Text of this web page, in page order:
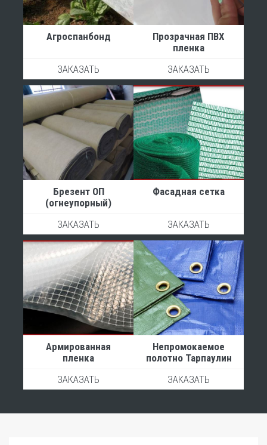
Агроспанбонд
ЗАКАЗАТЬ
Прозрачная ПВХ
пленка
ЗАКАЗАТЬ
Брезент ОП
(огнеупорный)
ЗАКАЗАТЬ
Фасадная сетка
ЗАКАЗАТЬ
Армированная
пленка
ЗАКАЗАТЬ
Непромокаемое
полотно Тарпаулин
ЗАКАЗАТЬ